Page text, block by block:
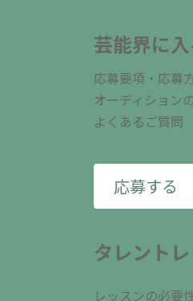
芸能界に
応募要項・応募
オーディション
よくあるご質問
応募する
タレント
レッスンの必要